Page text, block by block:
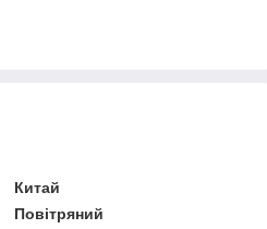
Китай
Повітряний